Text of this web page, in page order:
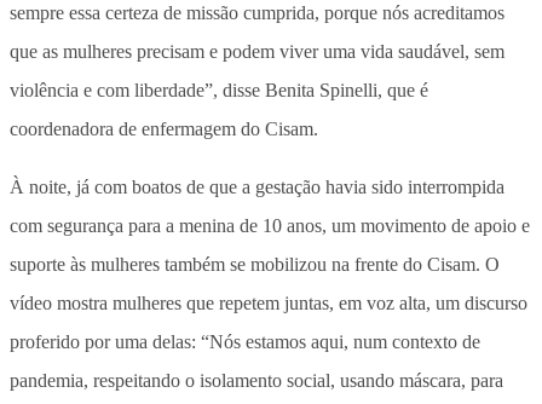
sempre essa certeza de missão cumprida, porque nós acreditamos
que as mulheres precisam e podem viver uma vida saudável, sem
violência e com liberdade”, disse Benita Spinelli, que é
coordenadora de enfermagem do Cisam.
À noite, já com boatos de que a gestação havia sido interrompida
com segurança para a menina de 10 anos, um movimento de apoio e
suporte às mulheres também se mobilizou na frente do Cisam. O
vídeo mostra mulheres que repetem juntas, em voz alta, um discurso
proferido por uma delas: “Nós estamos aqui, num contexto de
pandemia, respeitando o isolamento social, usando máscara, para